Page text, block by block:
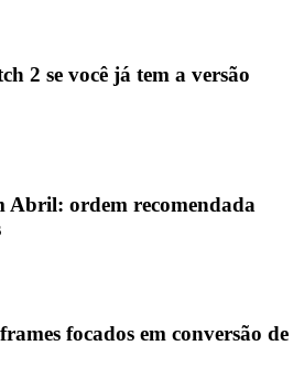
2 se você já tem a versão
Abril: ordem recomendada
focados em conversão de